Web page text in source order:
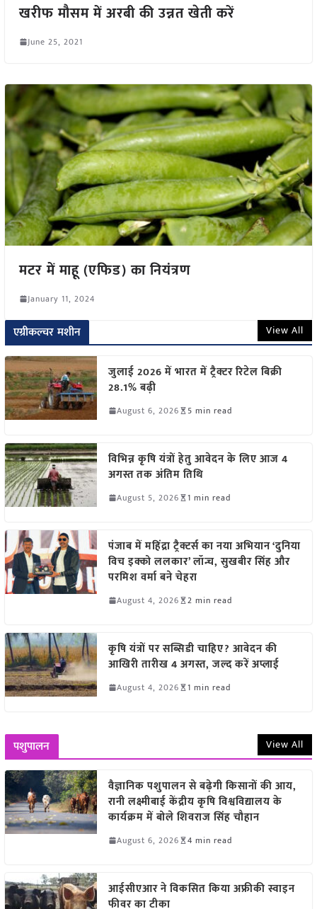
खरीफ मौसम में अरबी की उन्नत खेती करें
June 25, 2021
मटर में माहू (एफिड) का नियंत्रण
January 11, 2024
एग्रीकल्चर मशीन View All
जुलाई 2026 में भारत में ट्रैक्टर रिटेल बिक्री
28.1% बढ़ी
August 6, 2026 5 min read
विभिन्न कृषि यंत्रों हेतु आवेदन के लिए आज 4
अगस्त तक अंतिम तिथि
August 5, 2026 1 min read
पंजाब में महिंद्रा ट्रैक्टर्स का नया अभियान ‘दुनिया
विच इक्को ललकार’ लॉन्च, सुखबीर सिंह और
परमिश वर्मा बने चेहरा
August 4, 2026 2 min read
कृषि यंत्रों पर सब्सिडी चाहिए? आवेदन की
आखिरी तारीख 4 अगस्त, जल्द करें अप्लाई
August 4, 2026 1 min read
पशुपालन View All
वैज्ञानिक पशुपालन से बढ़ेगी किसानों की आय,
रानी लक्ष्मीबाई केंद्रीय कृषि विश्वविद्यालय के
कार्यक्रम में बोले शिवराज सिंह चौहान
August 6, 2026 4 min read
आईसीएआर ने विकसित किया अफ्रीकी स्वाइन
फीवर का टीका